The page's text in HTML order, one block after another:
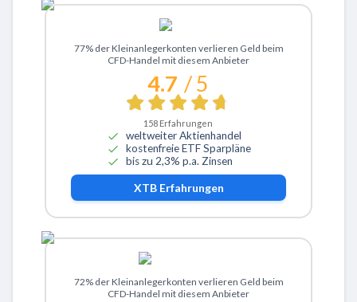
Zu XTB
77% der Kleinanlegerkonten verlieren Geld beim
CFD-Handel mit diesem Anbieter
4.7 / 5
158 Erfahrungen
weltweiter Aktienhandel
kostenfreie ETF Sparpläne
bis zu 2,3% p.a. Zinsen
XTBErfahrungen
Zu ActivTrades
72% der Kleinanlegerkonten verlieren Geld beim
CFD-Handel mit diesem Anbieter